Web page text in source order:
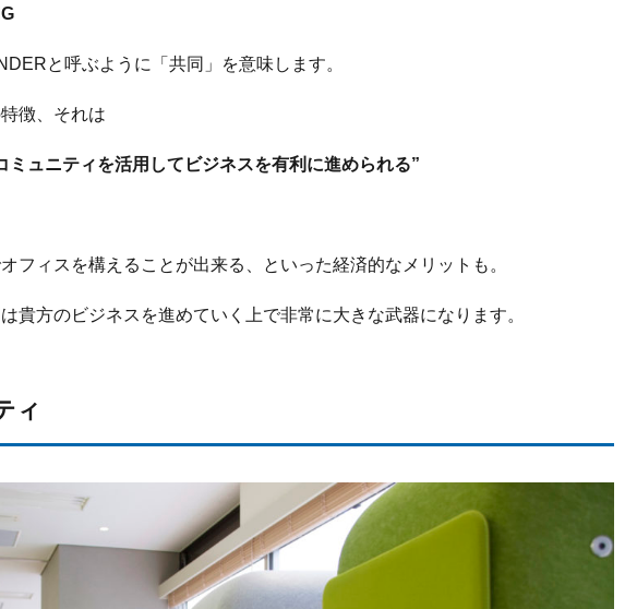
と呼ぶように「共同」を意味します。
徴、それは
ミュニティを活用してビジネスを有利に進められる”
フィスを構えることが出来る、といった経済的なメリットも。
貴方のビジネスを進めていく上で非常に大きな武器になります。
ィ